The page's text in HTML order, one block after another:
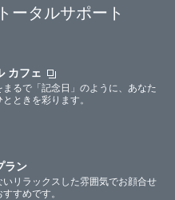
ータルサポート
カフェ
まるで「記念日」のように、あなた
ときを彩ります。
ラン
リラックスした雰囲気でお顔合せ
すめです。